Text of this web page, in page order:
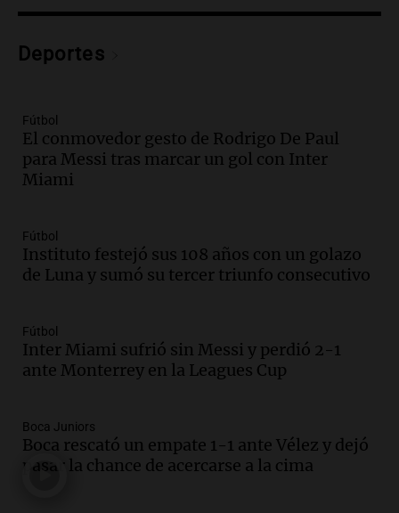
Episodios
metros del río Suquía y retiraron hasta
Episodios
Audio.La historia de la servilleta que
firmó Jorge Messi para el primer
contrato de Leo con Barcelona
Audio.Joan Gaspart: "Sin Jorge, no sé si
Messi hubiera llegado adonde llegó"
Audio.El orgullo y el sueño argentino de
Jorge Messi en una entrevista con Rony
Episodios
Audio.El abuelo de Agostina Vega, tras
Deportes
Fútbol
El conmovedor gesto de Rodrigo De Paul
para Messi tras marcar un gol con Inter
Miami
Fútbol
Instituto festejó sus 108 años con un golazo
de Luna y sumó su tercer triunfo consecutivo
Fútbol
Inter Miami sufrió sin Messi y perdió 2-1
ante Monterrey en la Leagues Cup
Boca Juniors
Boca rescató un empate 1-1 ante Vélez y dejó
pasar la chance de acercarse a la cima